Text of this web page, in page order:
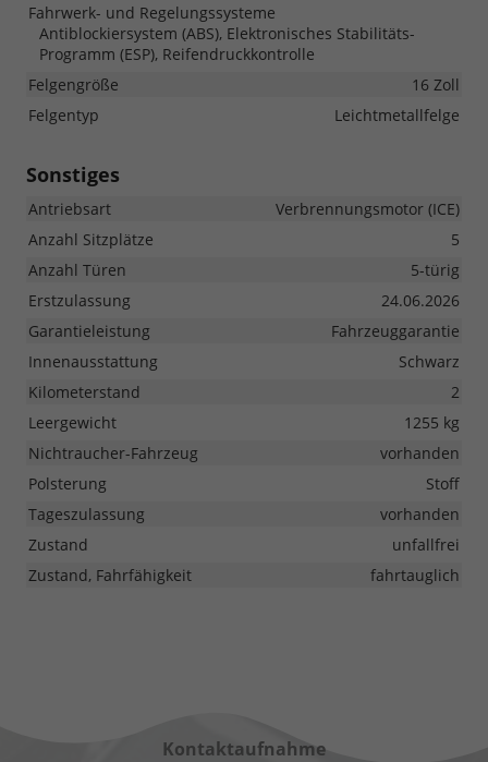
Fahrwerk- und Regelungssysteme
Antiblockiersystem (ABS), Elektronisches Stabilitäts-
Programm (ESP), Reifendruckkontrolle
Felgengröße
16 Zoll
Felgentyp
Leichtmetallfelge
Sonstiges
Antriebsart
Verbrennungsmotor (ICE)
Anzahl Sitzplätze
5
Anzahl Türen
5-türig
Erstzulassung
24.06.2026
Garantieleistung
Fahrzeuggarantie
Innenausstattung
Schwarz
Kilometerstand
2
Leergewicht
1255 kg
Nichtraucher-Fahrzeug
vorhanden
Polsterung
Stoff
Tageszulassung
vorhanden
Zustand
unfallfrei
Zustand, Fahrfähigkeit
fahrtauglich
Kontaktaufnahme